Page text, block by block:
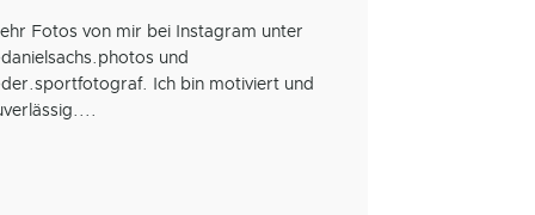
Fotos von mir bei Instagram unter
und
Ich bin motiviert und